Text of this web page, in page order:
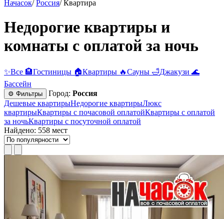
Начасок/ Россия/ Квартира
Недорогие квартиры и
комнаты с оплатой за ночь
✨Все 🏨Гостиницы 🏠Квартиры 🔥Сауны 🛁Джакузи 🌊
Бассейн
⚙ Фильтры Город: Россия
Дешевые квартирыНедорогие квартирыЛюкс
квартирыКвартиры c почасовой оплатойКвартиры с оплатой
за ночьКвартиры c посуточной оплатой
Найдено: 558 мест